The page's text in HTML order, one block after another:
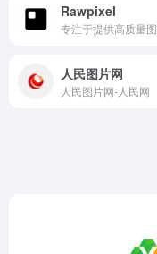
Rawpixel
人民图片网
人民图片网-人民网